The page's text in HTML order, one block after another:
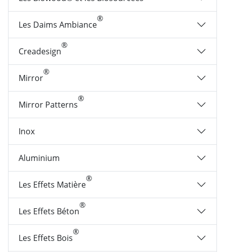
Les Daims Ambiance
®
Creadesign
®
Mirror
®
Mirror Patterns
®
Inox
Aluminium
Les Effets Matière
®
Les Effets Béton
®
Les Effets Bois
®